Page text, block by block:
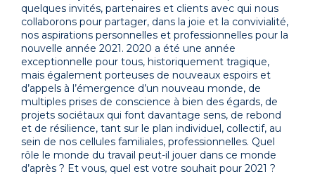
quelques invités, partenaires et clients avec qui nous
collaborons pour partager, dans la joie et la convivialité,
nos aspirations personnelles et professionnelles pour la
nouvelle année 2021. 2020 a été une année
exceptionnelle pour tous, historiquement tragique,
mais également porteuses de nouveaux espoirs et
d’appels à l’émergence d’un nouveau monde, de
multiples prises de conscience à bien des égards, de
projets sociétaux qui font davantage sens, de rebond
et de résilience, tant sur le plan individuel, collectif, au
sein de nos cellules familiales, professionnelles. Quel
rôle le monde du travail peut-il jouer dans ce monde
d’après ? Et vous, quel est votre souhait pour 2021 ?